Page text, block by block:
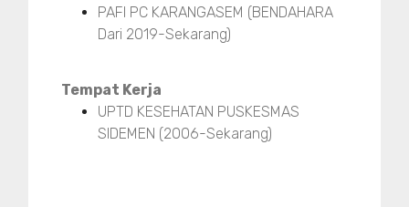
PAFI PC KARANGASEM (BENDAHARA
Dari 2019-Sekarang)
Tempat Kerja
UPTD KESEHATAN PUSKESMAS
SIDEMEN (2006-Sekarang)